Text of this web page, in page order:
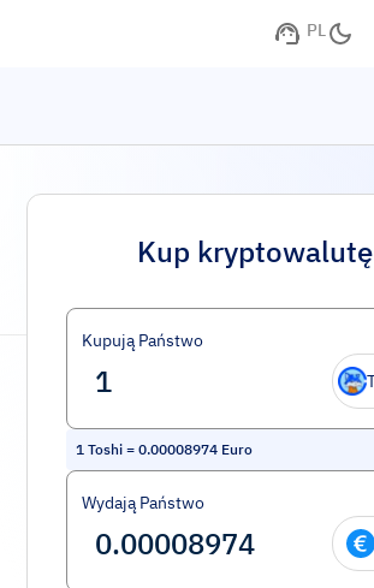
PL
Kup kryptowalutę
Kupują Państwo
1 Toshi = 0.00008974 Euro
Wydają Państwo